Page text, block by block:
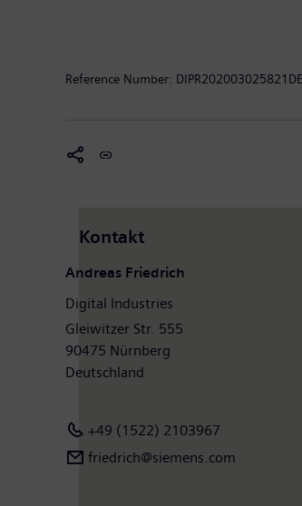
Reference Number: DIPR202003025821DE
Kontakt
Andreas Friedrich
Digital Industries
Gleiwitzer Str. 555
90475 Nürnberg
Deutschland
+49 (1522) 2103967
friedrich@siemens.com